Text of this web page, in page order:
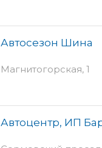
Автосезон Шина
Магнитогорская, 1
Автоцентр, ИП